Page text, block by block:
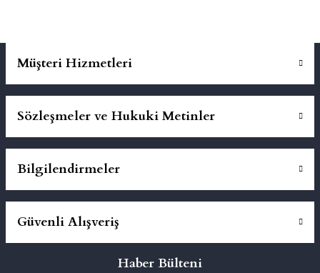
Müşteri Hizmetleri
Sözleşmeler ve Hukuki Metinler
Bilgilendirmeler
Güvenli Alışveriş
Haber Bülteni